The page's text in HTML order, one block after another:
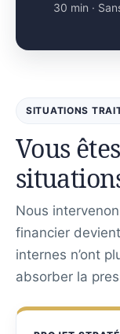
30 min ·
SITUATIONS
Vous
Nous
financier
internes n’ont
absorber la